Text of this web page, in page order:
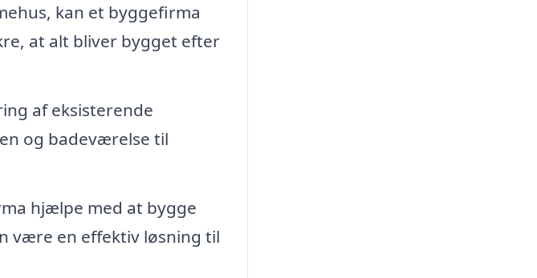
kan et byggefirma
at alt bliver bygget efter
af eksisterende
og badeværelse til
hjælpe med at bygge
være en effektiv løsning til